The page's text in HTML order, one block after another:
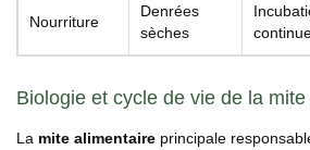
Nourriture
Denrées
sèches
Biologie et cycle de vie de la
La mite alimentaire principale